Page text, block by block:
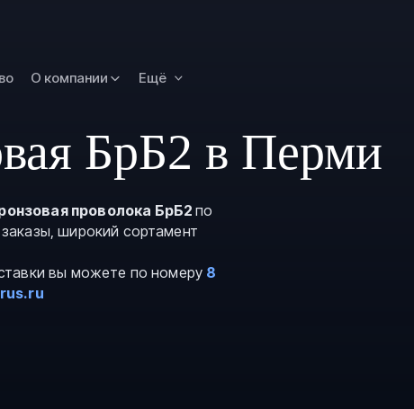
О компании Ещё
Рязань
Самара
БрБ2 в Перми
проволока БрБ2по
широкий сортамент
вы можете по номеру 8